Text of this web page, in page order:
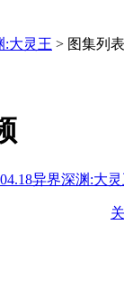
:大灵王 > 图集列表
异界深渊:大